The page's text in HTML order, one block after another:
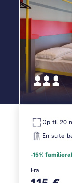
Op til 20
En-suite
-15%
Fra